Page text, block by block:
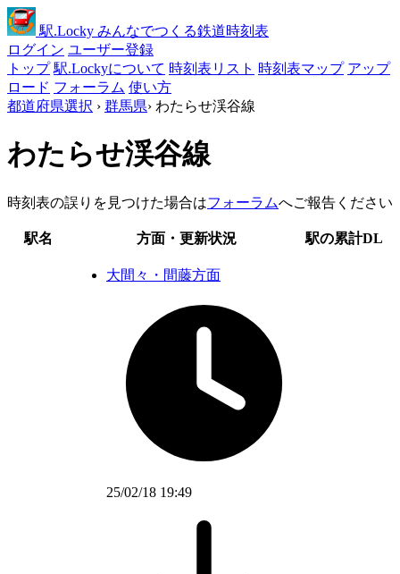
駅.Locky みんなでつくる鉄道時刻表
ログイン ユーザー登録
トップ 駅.Lockyについて 時刻表リスト 時刻表マップ アップ
ロード フォーラム 使い方
都道府県選択 › 群馬県› わたらせ渓谷線
わたらせ渓谷線
時刻表の誤りを見つけた場合はフォーラムへご報告ください
駅名 方面・更新状況 駅の累計DL
大間々・間藤方面
25/02/18 19:49